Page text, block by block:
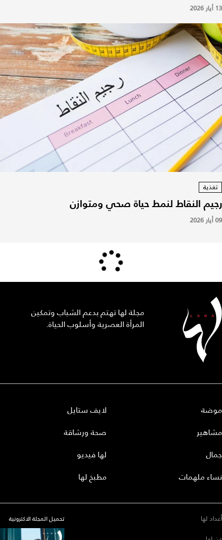
13 أيار 2026
تغذية
رجيم النقاط لنمط حياة صحي ومتوازن
09 أيار 2026
مجلة لها تهتم بدعم الشباب وتمكين
المرأة العصرية وأسلوب الحياة.
موضة
مشاهير
جمال
نساء ملهمات
لايف ستايل
صحة ورشاقة
لها فيديو
مطبخ لها
أعداد لها
تحميل المجلة الاكترونية